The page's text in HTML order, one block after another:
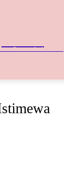
Bisnis Indonesia